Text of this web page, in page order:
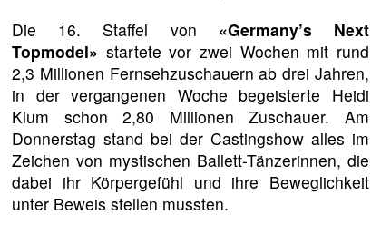
Die 16. Staffel von «Germany’s Next
Topmodel» startete vor zwei Wochen mit rund
2,3 Millionen Fernsehzuschauern ab drei Jahren,
in der vergangenen Woche begeisterte Heidi
Klum schon 2,80 Millionen Zuschauer. Am
Donnerstag stand bei der Castingshow alles im
Zeichen von mystischen Ballett-Tänzerinnen, die
dabei ihr Körpergefühl und ihre Beweglichkeit
unter Beweis stellen mussten.